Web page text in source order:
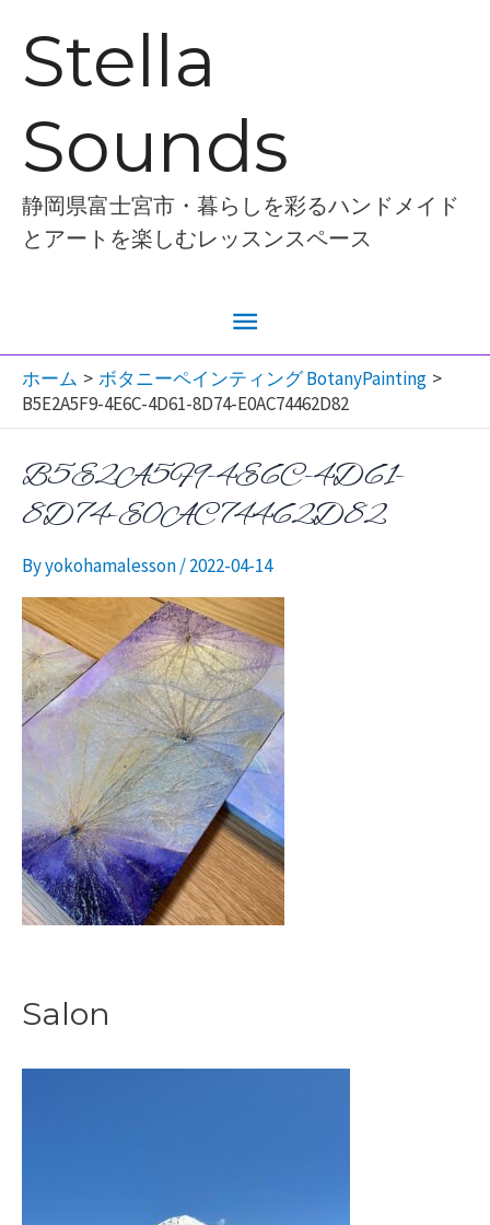
Stella
Sounds
静岡県富士宮市・暮らしを彩るハンドメイド
とアートを楽しむレッスンスペース
メ
イ
メ
ュ
ー
ホーム
ボタニーペインティング BotanyPainting
B5E2A5F9-4E6C-4D61-8D74-E0AC74462D82
Salon
B5E2A5F9-4E6C-4D61-
8D74-E0AC74462D82
Byyokohamalesson/2022-04-14